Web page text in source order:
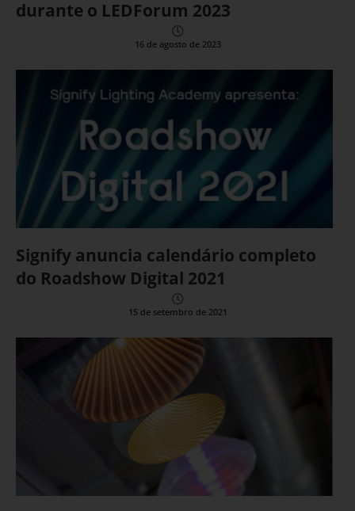
durante o LEDForum 2023
16 de agosto de 2023
Signify anuncia calendário completo
do Roadshow Digital 2021
15 de setembro de 2021